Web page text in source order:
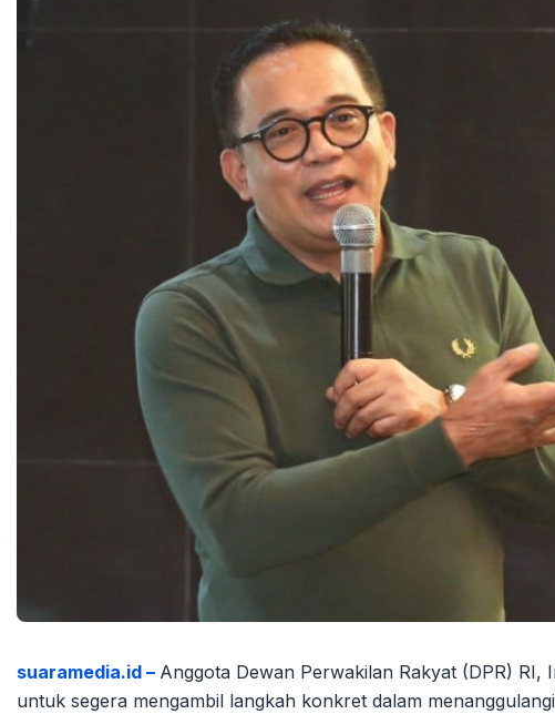
suaramedia.id – Anggota Dewan Perwakilan Rakyat (DPR)
untuk segera mengambil langkah konkret dalam